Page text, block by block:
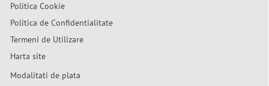
Politica Cookie
Politica de Confidentialitate
Termeni de Utilizare
Harta site
Modalitati de plata